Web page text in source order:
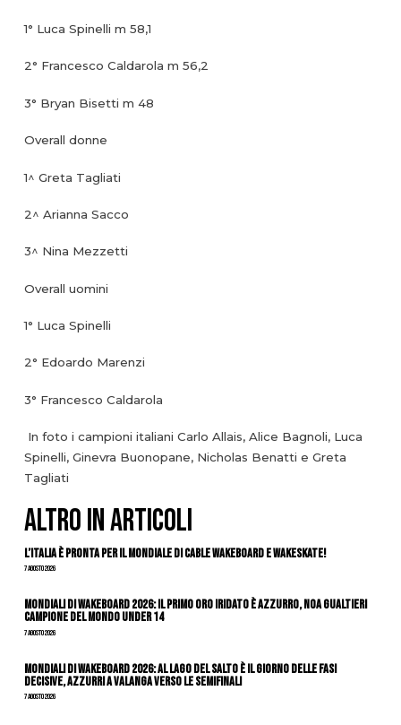
1° Luca Spinelli m 58,1
2° Francesco Caldarola m 56,2
3° Bryan Bisetti m 48
Overall donne
1^ Greta Tagliati
2^ Arianna Sacco
3^ Nina Mezzetti
Overall uomini
1° Luca Spinelli
2° Edoardo Marenzi
3° Francesco Caldarola
In foto i campioni italiani Carlo Allais, Alice Bagnoli, Luca
Spinelli, Ginevra Buonopane, Nicholas Benatti e Greta
Tagliati
ALTRO IN ARTICOLI
L’Italia è pronta per il Mondiale di Cable Wakeboard e Wakeskate!
7 Agosto 2026
Mondiali di Wakeboard 2026: il primo oro iridato è azzurro, Noa Gualtieri
campione del mondo Under 14
7 Agosto 2026
Mondiali di Wakeboard 2026: al Lago del Salto è il giorno delle fasi
decisive, azzurri a valanga verso le semifinali
7 Agosto 2026